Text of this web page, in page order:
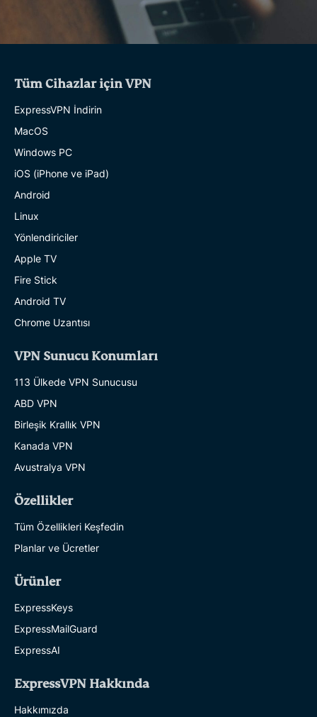
Tüm Cihazlar için VPN
ExpressVPN İndirin
MacOS
Windows PC
iOS (iPhone ve iPad)
Android
Linux
Yönlendiriciler
Apple TV
Fire Stick
Android TV
Chrome Uzantısı
VPN Sunucu Konumları
113 Ülkede VPN Sunucusu
ABD VPN
Birleşik Krallık VPN
Kanada VPN
Avustralya VPN
Özellikler
Tüm Özellikleri Keşfedin
Planlar ve Ücretler
Ürünler
ExpressKeys
ExpressMailGuard
ExpressAI
ExpressVPN Hakkında
Hakkımızda